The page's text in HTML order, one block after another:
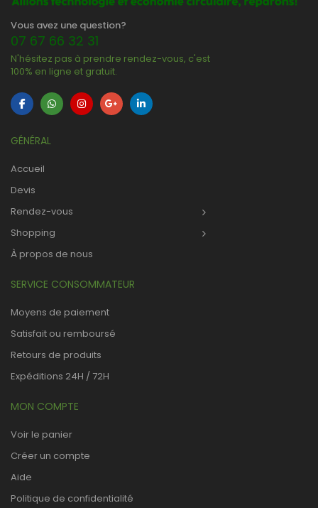
Vous avez une question?
07 67 66 32 31
N'hésitez pas à prendre rendez-vous, c'est
100% en ligne et gratuit.
GÉNÉRAL
Accueil
Devis
Rendez-vous
Shopping
À propos de nous
SERVICE CONSOMMATEUR
Moyens de paiement
Satisfait ou remboursé
Retours de produits
Expéditions 24H / 72H
MON COMPTE
Voir le panier
Créer un compte
Aide
Politique de confidentialité